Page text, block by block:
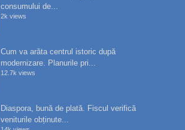
consumului de...
2k views
Cum va arăta centrul istoric după
modernizare. Planurile pri...
12.7k views
Diaspora, bună de plată. Fiscul verifică
veniturile obținute...